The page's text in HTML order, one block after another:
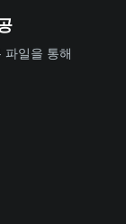
파일을 통해